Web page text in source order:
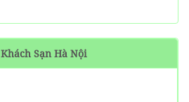
Măng Đen tự túc từ A-Z
HƯỚNG DẪN đi phượt Đảo
Thạnh An - Cần Giờ - Hồ
Khách Sạn Hà Nội